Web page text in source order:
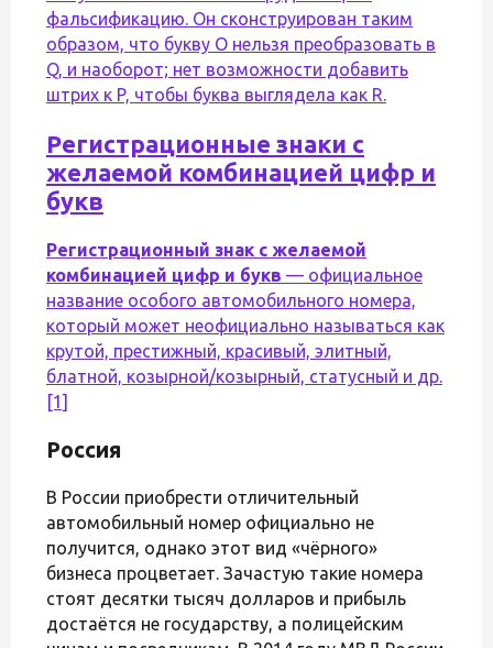
фальсификацию. Он сконструирован таким
образом, что букву O нельзя преобразовать в
Q, и наоборот; нет возможности добавить
штрих к P, чтобы буква выглядела как R.
Регистрационные знаки с
желаемой комбинацией цифр и
букв
Регистрационный знак с желаемой
комбинацией цифр и букв — официальное
название особого автомобильного номера,
который может неофициально называться как
крутой, престижный, красивый, элитный,
блатной, козырной/козырный, статусный и др.
[1]
Россия
В России приобрести отличительный
автомобильный номер официально не
получится, однако этот вид «чёрного»
бизнеса процветает. Зачастую такие номера
стоят десятки тысяч долларов и прибыль
достаётся не государству, а полицейским